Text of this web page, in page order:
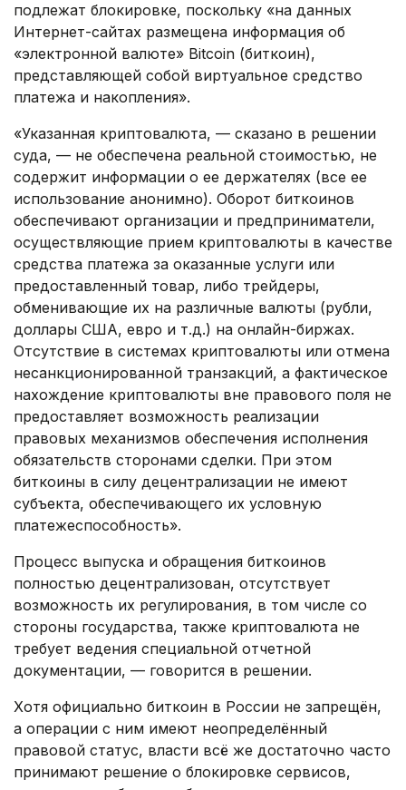
подлежат блокировке, поскольку «на данных
Интернет-сайтах размещена информация об
«электронной валюте» Bitcoin (биткоин),
представляющей собой виртуальное средство
платежа и накопления».
«Указанная криптовалюта, — сказано в решении
суда, — не обеспечена реальной стоимостью, не
содержит информации о ее держателях (все ее
использование анонимно). Оборот биткоинов
обеспечивают организации и предприниматели,
осуществляющие прием криптовалюты в качестве
средства платежа за оказанные услуги или
предоставленный товар, либо трейдеры,
обменивающие их на различные валюты (рубли,
доллары США, евро и т.д.) на онлайн-биржах.
Отсутствие в системах криптовалюты или отмена
несанкционированной транзакций, а фактическое
нахождение криптовалюты вне правового поля не
предоставляет возможность реализации
правовых механизмов обеспечения исполнения
обязательств сторонами сделки. При этом
биткоины в силу децентрализации не имеют
субъекта, обеспечивающего их условную
платежеспособность».
Процесс выпуска и обращения биткоинов
полностью децентрализован, отсутствует
возможность их регулирования, в том числе со
стороны государства, также криптовалюта не
требует ведения специальной отчетной
документации, — говорится в решении.
Хотя официально биткоин в России не запрещён,
а операции с ним имеют неопределённый
правовой статус, власти всё же достаточно часто
принимают решение о блокировке сервисов,